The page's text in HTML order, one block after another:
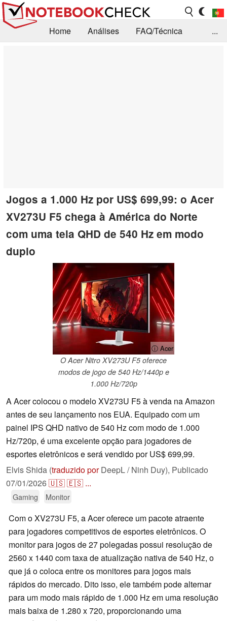
Home Análises
FAQ/Técnica
...
Jogos a 1.000 Hz por US$ 699,99: o Acer
XV273U F5 chega à América do Norte
com uma tela QHD de 540 Hz em modo
duplo
ⓘ Acer
O Acer Nitro XV273U F5 oferece
modos de jogo de 540 Hz/1440p e
1.000 Hz/720p
A Acer colocou o modelo XV273U F5 à venda na Amazon
antes de seu lançamento nos EUA. Equipado com um
painel IPS QHD nativo de 540 Hz com modo de 1.000
Hz/720p, é uma excelente opção para jogadores de
esportes eletrônicos e será vendido por US$ 699,99.
Elvis Shida (traduzido porDeepL / Ninh Duy), Publicado
07/01/2026🇺🇸🇪🇸 ...
Gaming Monitor
Com o XV273U F5, a Acer oferece um pacote atraente
para jogadores competitivos de esportes eletrônicos. O
monitor para jogos de 27 polegadas possui resolução de
2560 x 1440 com taxa de atualização nativa de 540 Hz, o
que já o coloca entre os monitores para jogos mais
rápidos do mercado. Dito isso, ele também pode alternar
para um modo mais rápido de 1.000 Hz em uma resolução
mais baixa de 1.280 x 720, proporcionando uma